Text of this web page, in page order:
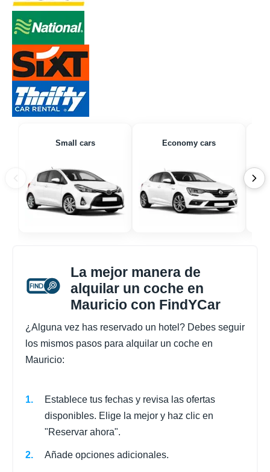
Small cars Economy cars
La mejor manera de
alquilar un coche en
Mauricio con FindYCar
¿Alguna vez has reservado un hotel? Debes seguir
los mismos pasos para alquilar un coche en
Mauricio:
Establece tus fechas y revisa las ofertas
disponibles. Elige la mejor y haz clic en
"Reservar ahora".
Añade opciones adicionales.